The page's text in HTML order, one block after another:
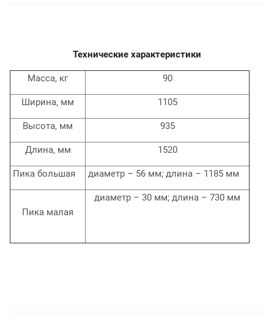
Технические характеристики
Масса, кг 90
Ширина, мм 1105
Высота, мм 935
Длина, мм 1520
Пика большая диаметр – 56 мм; длина – 1185 мм
Пика малая
диаметр – 30 мм; длина – 730 мм